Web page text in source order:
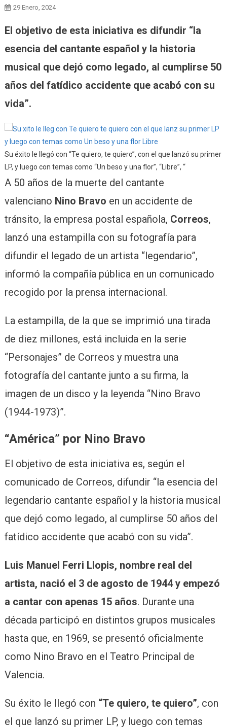
29 Enero, 2024
El objetivo de esta iniciativa es difundir “la
esencia del cantante español y la historia
musical que dejó como legado, al cumplirse 50
años del fatídico accidente que acabó con su
vida”.
Su éxito le llegó con “Te quiero, te quiero”, con el que lanzó su primer
LP, y luego con temas como “Un beso y una flor”, “Libre”, “
A 50 años de la muerte del cantante
valenciano Nino Bravo en un accidente de
tránsito, la empresa postal española, Correos,
lanzó una estampilla con su fotografía para
difundir el legado de un artista “legendario”,
informó la compañía pública en un comunicado
recogido por la prensa internacional.
La estampilla, de la que se imprimió una tirada
de diez millones, está incluida en la serie
“Personajes” de Correos y muestra una
fotografía del cantante junto a su firma, la
imagen de un disco y la leyenda “Nino Bravo
(1944-1973)”.
“América” por Nino Bravo
El objetivo de esta iniciativa es, según el
comunicado de Correos, difundir “la esencia del
legendario cantante español y la historia musical
que dejó como legado, al cumplirse 50 años del
fatídico accidente que acabó con su vida”.
Luis Manuel Ferri Llopis, nombre real del
artista, nació el 3 de agosto de 1944 y empezó
a cantar con apenas 15 años. Durante una
década participó en distintos grupos musicales
hasta que, en 1969, se presentó oficialmente
como Nino Bravo en el Teatro Principal de
Valencia.
Su éxito le llegó con “Te quiero, te quiero”, con
el que lanzó su primer LP, y luego con temas